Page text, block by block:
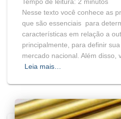
Nesse texto você conhece as
que são essenciais para
características em relação a
principalmente, para definir
mercado nacional. Além disso,
Leia mais…